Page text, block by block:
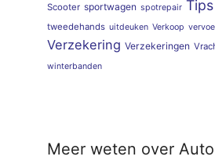
Scooter sportwagen spotrepair Tips
tweedehands uitdeuken Verkoop
Verzekering Verzekeringen
winterbanden
Meer weten over